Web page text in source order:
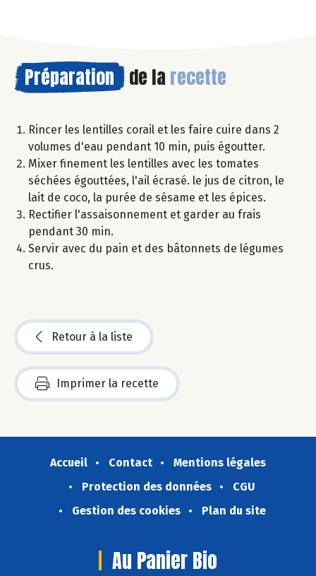
Préparation de la recette
Rincer les lentilles corail et les faire cuire dans 2
volumes d'eau pendant 10 min, puis égoutter.
Mixer finement les lentilles avec les tomates
séchées égouttées, l'ail écrasé. le jus de citron, le
lait de coco, la purée de sésame et les épices.
Rectifier l'assaisonnement et garder au frais
pendant 30 min.
Servir avec du pain et des bâtonnets de légumes
crus.
Retour à la liste
Imprimer la recette
Accueil Contact
Mentions légales
Protection des données
CGU
Gestion des cookies
Plan du site
Au Panier Bio